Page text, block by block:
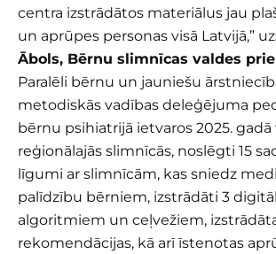
centra izstrādātos materiālus jau
un aprūpes personas visā Latvijā,”
Ābols, Bērnu slimnīcas valdes
Paralēli bērnu un jauniešu
metodiskās vadības deleģējuma
bērnu psihiatrijā ietvaros 2025.
reģionālajās slimnīcās, noslēgti 15
līgumi ar slimnīcām, kas sniedz
palīdzību bērniem, izstrādāti 3
algoritmiem un ceļvežiem,
rekomendācijas, kā arī īstenotas